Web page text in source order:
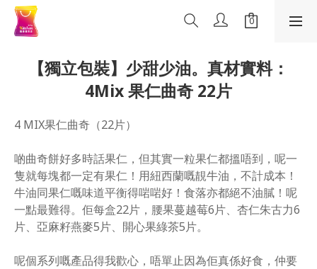
【獨立包裝】少甜少油。真材實料：
4Mix 果仁曲奇 22片
4 MIX果仁曲奇（22片）
啲曲奇餅好多時話果仁，但其實一粒果仁都搵唔到，呢一
隻就每塊都一定有果仁！用紐西蘭嘅靚牛油，不計成本！
牛油同果仁嘅味道平衡得啱啱好！食落亦都絕不油膩！呢
一點最難得。佢每盒22片，腰果蔓越莓6片、杏仁朱古力6
片、亞麻籽燕麥5片、開心果綠茶5片。
呢個系列嘅產品得我歡心，唔單止因為佢真係好食，仲要